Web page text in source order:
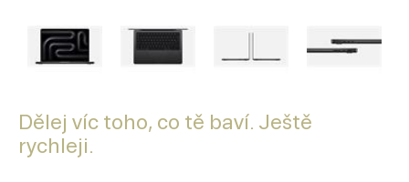
Dělej víc toho, co tě baví. Ještě
rychleji.